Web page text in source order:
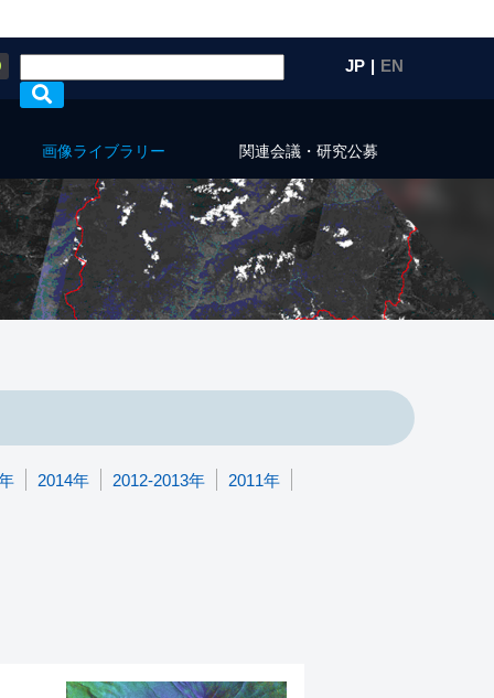
JP | EN
画像ライブラリー 関連会議・研究公募